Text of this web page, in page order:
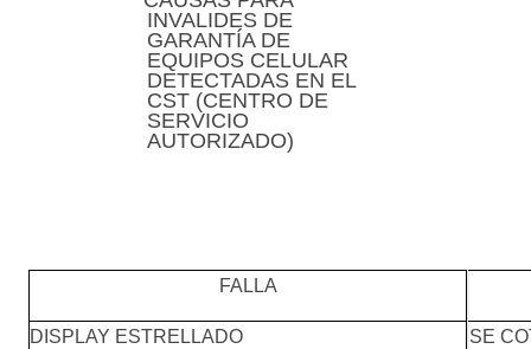
INVALIDES DE
GARANTÍA DE
EQUIPOS CELULAR
DETECTADAS EN EL
CST (CENTRO DE
SERVICIO
AUTORIZADO)
FALLA
DISPLAY ESTRELLADO SE